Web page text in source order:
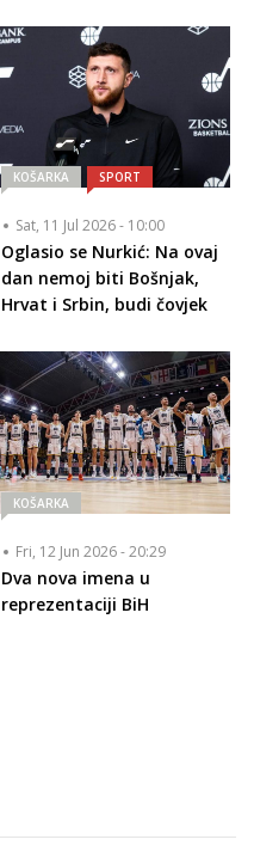
KOŠARKA SPORT
Sat, 11 Jul 2026 - 10:00
Oglasio se Nurkić: Na ovaj
dan nemoj biti Bošnjak,
Hrvat i Srbin, budi čovjek
KOŠARKA
Fri, 12 Jun 2026 - 20:29
Dva nova imena u
reprezentaciji BiH